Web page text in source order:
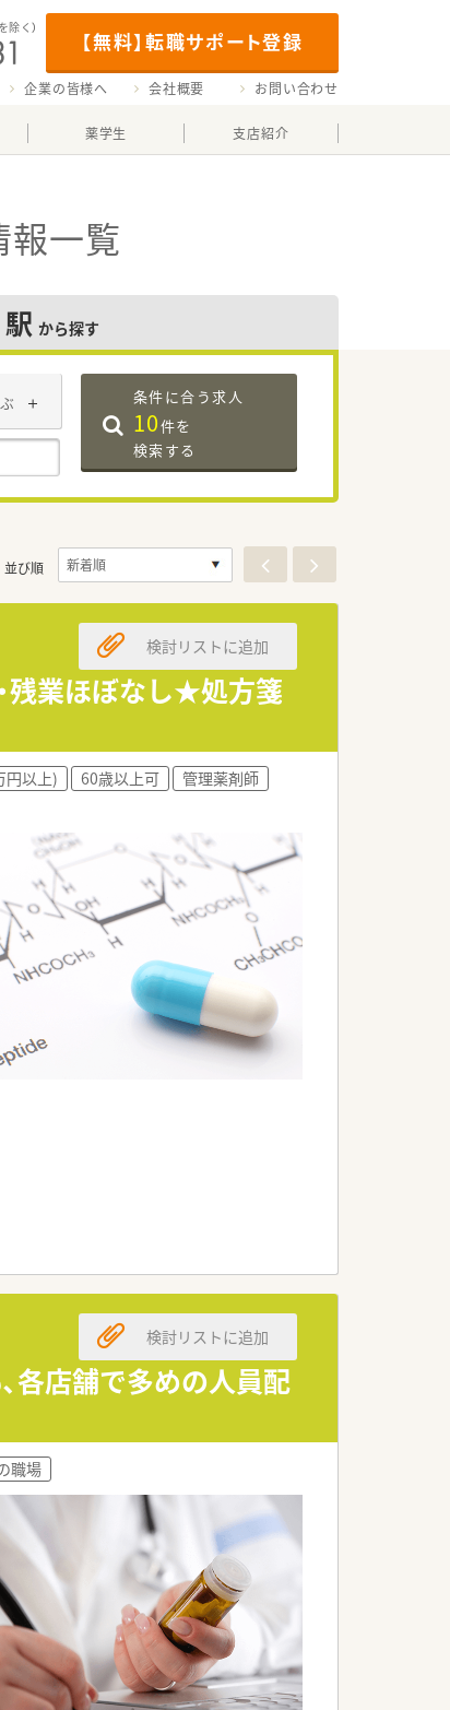
【無料】転職サポート登録
除く）
企業の皆様へ 会社概要 お問い合わせ
薬学生 支店紹介
報一覧
駅 から探す
条件に合う求人
10件を
検索する
並び順
残業ほぼなし★処方箋
検討リストに追加
円以上) 60歳以上可
管理薬剤師
各店舗で多めの人員配
検討リストに追加
職場